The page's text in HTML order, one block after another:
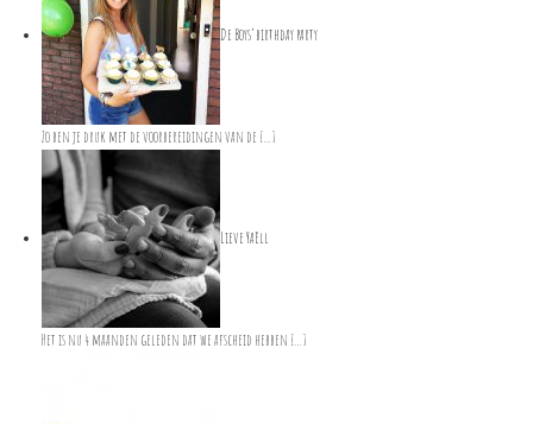
De Boys’ birthday party
Zo ben je druk met de voorbereidingen van de […]
Lieve Yaèll
Het is nu 4 maanden geleden dat we afscheid hebben […]